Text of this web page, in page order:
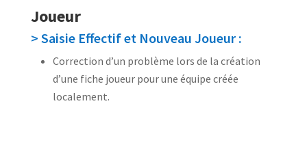
Joueur
> Saisie Effectif et Nouveau Joueur :
Correction d’un problème lors de la création
d’une fiche joueur pour une équipe créée
localement.